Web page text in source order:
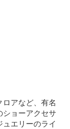
アなど、有名
ショーアクセサ
エリーのライ